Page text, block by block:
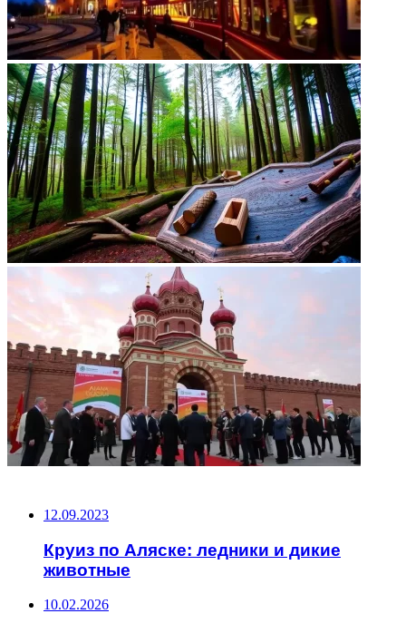
12.09.2023
Круиз по Аляске: ледники и дикие
животные
10.02.2026